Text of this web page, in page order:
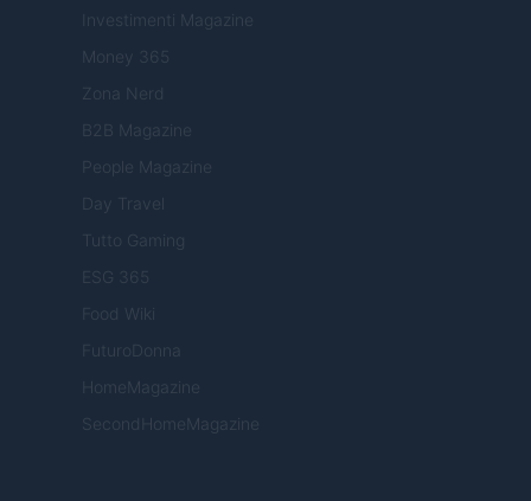
Investimenti Magazine
Money 365
Zona Nerd
B2B Magazine
People Magazine
Day Travel
Tutto Gaming
ESG 365
Food Wiki
FuturoDonna
HomeMagazine
SecondHomeMagazine